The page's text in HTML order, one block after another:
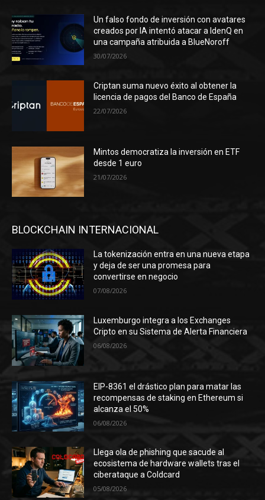
Un falso fondo de inversión con avatares
creados por IA intentó atacar a IdenQ en
una campaña atribuida a BlueNoroff
30/07/2026
Criptan suma nuevo éxito al obtener la
licencia de pagos del Banco de España
22/07/2026
Mintos democratiza la inversión en ETF
desde 1 euro
21/07/2026
BLOCKCHAIN INTERNACIONAL
La tokenización entra en una nueva etapa
y deja de ser una promesa para
convertirse en negocio
07/08/2026
Luxemburgo integra a los Exchanges
Cripto en su Sistema de Alerta Financiera
06/08/2026
EIP-8361 el drástico plan para matar las
recompensas de staking en Ethereum si
alcanza el 50%
06/08/2026
Llega ola de phishing que sacude al
ecosistema de hardware wallets tras el
ciberataque a Coldcard
05/08/2026